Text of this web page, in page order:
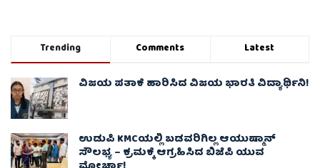
Trending Comments Latest
ವಿಜಯ ಪತಾಕೆ ಹಾರಿಸಿದ ವಿಜಯ ಭಾರತಿ ವಿದ್ಯಾರ್ಥಿನಿ!
ಉಡುಪಿ KMCಯಲ್ಲಿ ಬಡವರಿಗಿಲ್ಲ ಆಯುಷ್ಮಾನ್
ಸೌಲಭ್ಯ – ಕ್ರಮಕ್ಕೆ ಆಗ್ರಹಿಸಿದ ಬಿಜೆಪಿ ಯುವ